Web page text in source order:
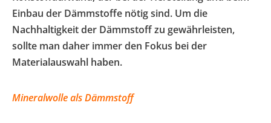
Einbau der Dämmstoffe nötig sind. Um die
Nachhaltigkeit der Dämmstoff zu gewährleisten,
sollte man daher immer den Fokus bei der
Materialauswahl haben.
Mineralwolle als Dämmstoff